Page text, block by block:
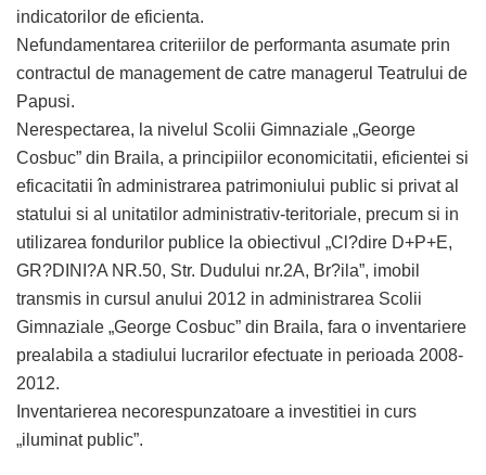
indicatorilor de eficienta.
Nefundamentarea criteriilor de performanta asumate prin
contractul de management de catre managerul Teatrului de
Papusi.
Nerespectarea, la nivelul Scolii Gimnaziale „George
Cosbuc” din Braila, a principiilor economicitatii, eficientei si
eficacitatii în administrarea patrimoniului public si privat al
statului si al unitatilor administrativ-teritoriale, precum si in
utilizarea fondurilor publice la obiectivul „Cl?dire D+P+E,
GR?DINI?A NR.50, Str. Dudului nr.2A, Br?ila”, imobil
transmis in cursul anului 2012 in administrarea Scolii
Gimnaziale „George Cosbuc” din Braila, fara o inventariere
prealabila a stadiului lucrarilor efectuate in perioada 2008-
2012.
Inventarierea necorespunzatoare a investitiei in curs
„iluminat public”.